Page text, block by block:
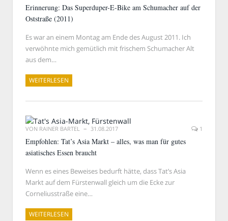
Erinnerung: Das Superduper-E-Bike am Schumacher auf der
Oststraße (2011)
Es war an einem Montag am Ende des August 2011. Ich
verwöhnte mich gemütlich mit frischem Schumacher Alt
aus dem…
WEITERLESEN
VON RAINER BARTEL 31.08.2017 1
Empfohlen: Tat’s Asia Markt – alles, was man für gutes
asiatisches Essen braucht
Wenn es eines Beweises bedurft hätte, dass Tat’s Asia
Markt auf dem Fürstenwall gleich um die Ecke zur
Corneliusstraße eine…
WEITERLESEN